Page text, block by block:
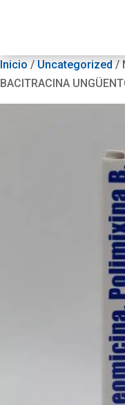
Inicio / Uncategorized /
BACITRACINA